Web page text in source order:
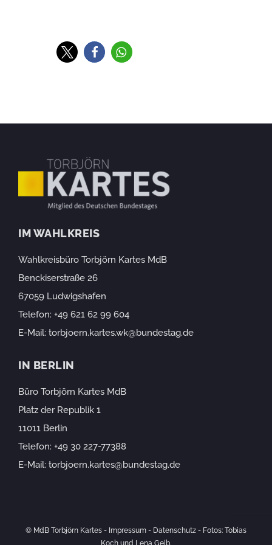
IM WAHLKREIS
Wahlkreisbüro Torbjörn Kartes MdB
Benckiserstraße 26
67059 Ludwigshafen
Telefon: +49 621 62 99 604
E-Mail: torbjoern.kartes.wk@bundestag.de
IN BERLIN
Büro Torbjörn Kartes MdB
Platz der Republik 1
11011 Berlin
Telefon: +49 30 227-77388
E-Mail: torbjoern.kartes@bundestag.de
© MdB Torbjörn Kartes - Impressum - Datenschutz - Fotos: Tobias